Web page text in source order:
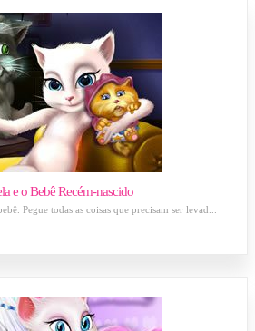
e o Bebê Recém-nascido
Pegue todas as coisas que precisam ser levad...